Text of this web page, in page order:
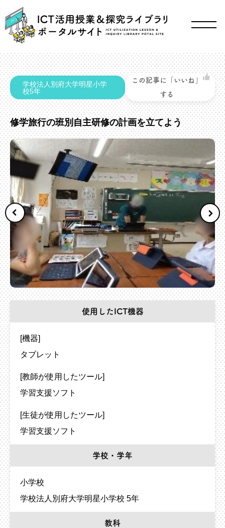
学校法人別府大学明星小学
校5年
この記事に「いいね」
する
修学旅行の班別自主研修の計画を立てよう
使用したICT機器
[機器]
タブレット
[教師が使用したツール]
学習支援ソフト
[生徒が使用したツール]
学習支援ソフト
学校・学年
小学校
学校法人別府大学明星小学校 5年
教科